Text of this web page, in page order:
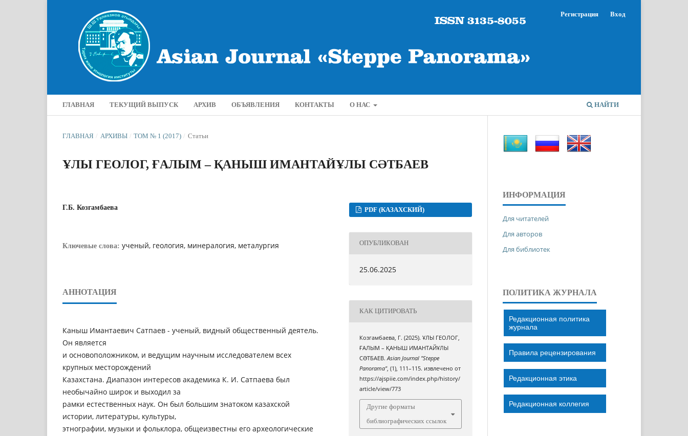
ГЛАВНАЯ ТЕКУЩИЙ ВЫПУСК АРХИВ ОБЪЯВЛЕНИЯ КОНТАКТЫ О НАС НАЙТИ
Регистрация Вход
ГЛАВНАЯ / АРХИВЫ / ТОМ № 1 (2017) / Статьи
ҰЛЫ ГЕОЛОГ, ҒАЛЫМ – ҚАНЫШ ИМАНТАЙҰЛЫ СƏТБАЕВ
Г.Б. Козгамбаева
Ключевые слова: ученый, геология, минералогия, металургия
АННОТАЦИЯ
Каныш Имантаевич Сатпаев - ученый, видный общественный деятель.
Он является
и основоположником, и ведущим научным исследователем всех
крупных месторождений
Казахстана. Диапазон интересов академика К. И. Сатпаева был
необычайно широк и выходил за
рамки естественных наук. Он был большим знатоком казахской
истории, литературы, культуры,
этнографии, музыки и фольклора, общеизвестны его археологические
PDF (КАЗАХСКИЙ)
ОПУБЛИКОВАН
25.06.2025
КАК ЦИТИРОВАТЬ
Козгамбаева, Г. (2025). ҰЛЫ ГЕОЛОГ,
ҒАЛЫМ – ҚАНЫШ ИМАНТАЙҰЛЫ
СƏТБАЕВ.Asian Journal "Steppe
Panorama", (1), 111–115. извлечено от
https://ajspiie.com/index.php/history/
article/view/773
Другие форматы
библиографических ссылок
ИНФОРМАЦИЯ
Для читателей
Для авторов
Для библиотек
ПОЛИТИКА ЖУРНАЛА
Редакционная политика
журнала
Правила рецензирования
Редакционная этика
Редакционная коллегия